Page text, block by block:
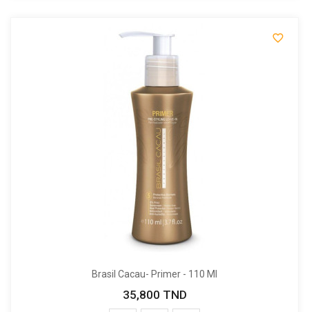

Brasil Cacau- Primer - 110 Ml
Prix
35,800 TND